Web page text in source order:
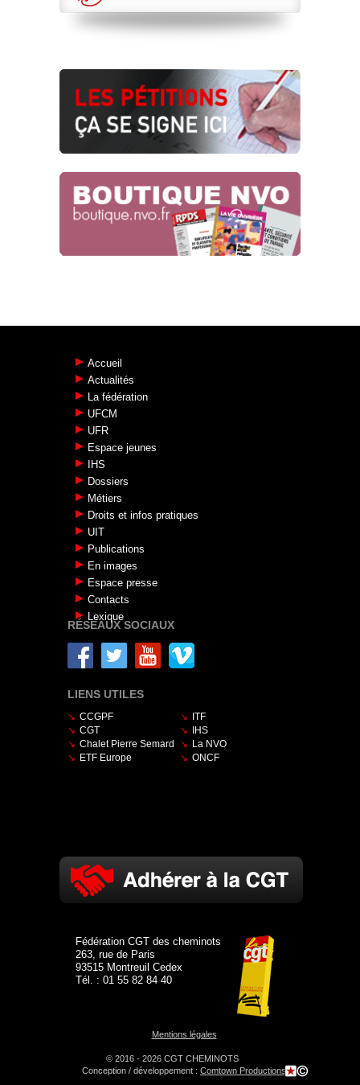
Accueil
Actualités
La fédération
UFCM
UFR
Espace jeunes
IHS
Dossiers
Métiers
Droits et infos pratiques
UIT
Publications
En images
Espace presse
Contacts
Lexique
RÉSEAUX SOCIAUX
LIENS UTILES
CCGPF
CGT
Chalet Pierre Semard
ETF Europe
ITF
IHS
La NVO
ONCF
Fédération CGT des cheminots
263, rue de Paris
93515 Montreuil Cedex
Tél. : 01 55 82 84 40
Mentions légales
© 2016 - 2026 CGT CHEMINOTS
Conception / développement : Comtown Productions